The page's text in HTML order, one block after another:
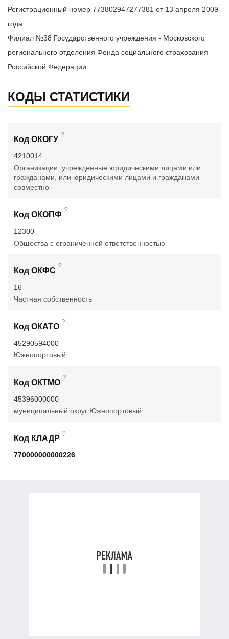
Регистрационный номер 773802947277381 от 13 апреля 2009
года
Филиал №38 Государственного учреждения - Московского
регионального отделения Фонда социального страхования
Российской Федерации
КОДЫ СТАТИСТИКИ
Код ОКОГУ
?
4210014
Организации, учрежденные юридическими лицами или
гражданами, или юридическими лицами и гражданами
совместно
Код ОКОПФ
?
12300
Общества с ограниченной ответственностью
Код ОКФС
?
16
Частная собственность
Код ОКАТО
?
45290594000
Южнопортовый
Код ОКТМО
?
45396000000
муниципальный округ Южнопортовый
Код КЛАДР
?
770000000000226